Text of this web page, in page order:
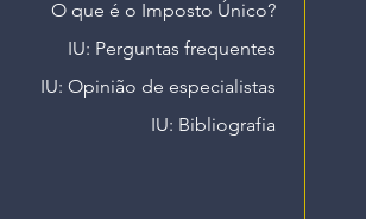
O que é o Imposto Único?
IU: Perguntas frequentes
IU: Opinião de especialistas
IU: Bibliografia